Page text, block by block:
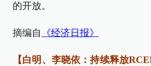
的开放。
摘编自 《经济日报》
【白明、李晓依：持续释放